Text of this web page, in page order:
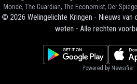
Monde, The Guardian, The Economist, Der
© 2026 Welingelichte Kringen - Nieuws van
weten - Alle rechten
Powered by Newsifier